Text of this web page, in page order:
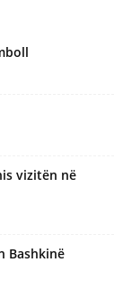
vizitën në
Bashkinë